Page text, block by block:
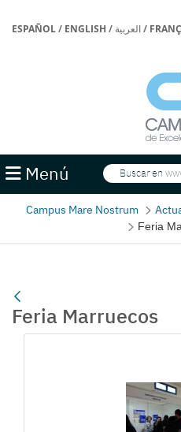
ESPAÑOL/ ENGLISH / العربية/
Menú Buscar
Campus Mare Nostrum
Feria
Feria Marruecos